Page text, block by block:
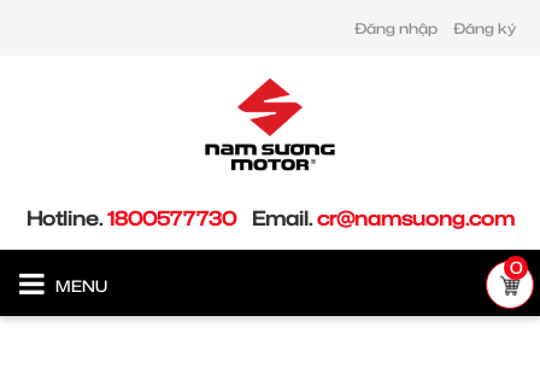
Đăng nhập Đăng ký
Hotline.1800577730 Email.cr@namsuong.com
MENU
0